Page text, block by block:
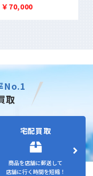
No.1
取
宅配買取
商品を店舗に郵送して
店舗に行く時間を短縮！